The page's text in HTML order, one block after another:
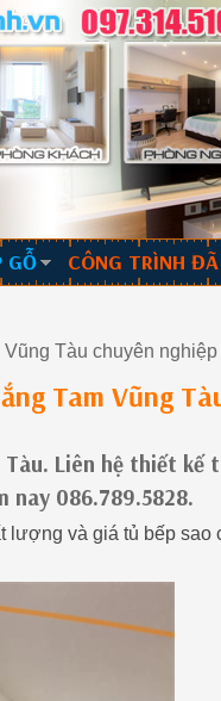
GỖ CÔNG TRÌNH
Tàu chuyên
Tam Vũng
Liên hệ thiết kế
nay 086.789.5828.
lượng và giá tủ bếp sao